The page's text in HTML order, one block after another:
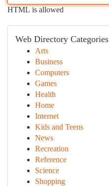
HTML is allowed
Web Directory Categories
Arts
Business
Computers
Games
Health
Home
Internet
Kids and Teens
News
Recreation
Reference
Science
Shopping